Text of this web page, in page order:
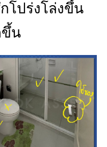
โปร่งโล่งขึ้น
ขึ้น